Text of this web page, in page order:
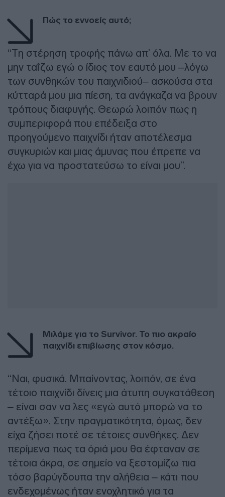
Πώς το εννοείς αυτό;
“Τη στέρηση τροφής πάνω απ’ όλα. Με το να
μην ταΐζω εγώ ο ίδιος τον εαυτό μου –λόγω
των συνθηκών του παιχνιδιού– ασκούσα στα
κύτταρά μου μια πίεση, τα ανάγκαζα να βρουν
τρόπους διαφυγής. Θεωρώ λοιπόν πως η
συμπεριφορά που επέδειξα στο
προηγούμενο παιχνίδι ήταν αποτέλεσμα
συγκυριών και μιας άμυνας που έπρεπε να
έχω για να προστατεύσω το είναι μου”.
Μιλάμε για το Survivor. Το πιο ακραίο
παιχνίδι επιβίωσης στον κόσμο.
“Nαι, φυσικά. Μπαίνοντας, λοιπόν, σε ένα
τέτοιο παιχνίδι δίνεις μια άτυπη συγκατάθεση
– είναι σαν να λες «εγώ αυτό μπορώ να το
αντέξω». Στην πραγματικότητα, όμως, δεν
είχα ζήσει ποτέ σε τέτοιες συνθήκες. Δεν
περίμενα πως τα όριά μου θα έφταναν σε
τέτοια άκρα, σε σημείο να ξεστομίζω πια
τόσο βαρύγδουπα την αλήθεια – κάτι που
ενδεχομένως ήταν ενοχλητικό για τα